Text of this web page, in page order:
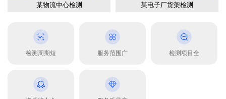
某物流中心检测 某电子厂货架检测
检测周期短 服务范围广 检测项目全